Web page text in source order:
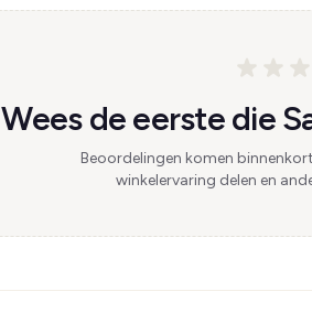
Wees de eerste die
Beoordelingen komen
winkelervaring delen en